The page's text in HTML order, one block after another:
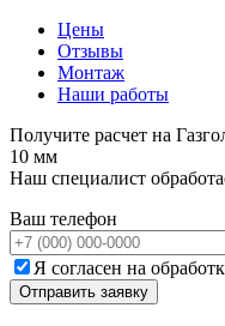
Цены
Отзывы
Монтаж
Наши работы
Получите расчет на
10 мм
Наш специалист
Ваш телефон
Я согласен на